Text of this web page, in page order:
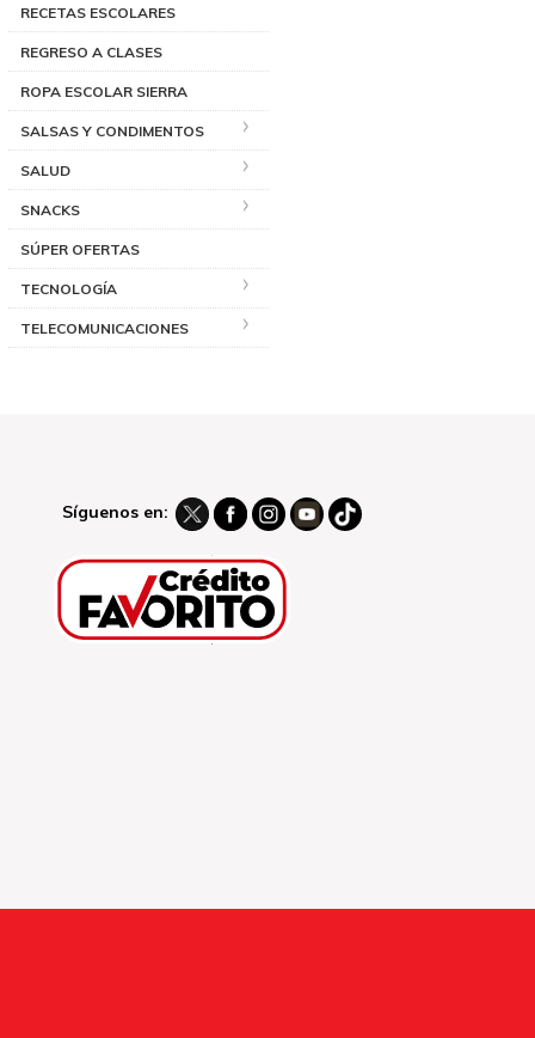
RECETAS ESCOLARES
REGRESO A CLASES
ROPA ESCOLAR SIERRA
SALSAS Y CONDIMENTOS
SALUD
SNACKS
SÚPER OFERTAS
TECNOLOGÍA
TELECOMUNICACIONES
Síguenos en: